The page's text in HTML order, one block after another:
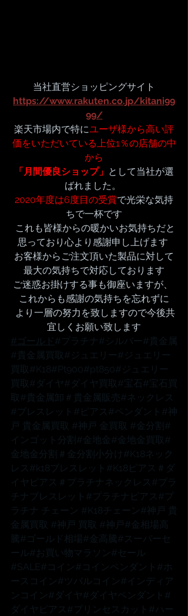
当社直営ショッピングサイト
https://www.rakuten.co.jp/kitani99
99/
楽天市場内で特にユーザ様から高い評
価をいただいている上位1％の店舗の中
から
「月間優良ショップ」 として当社が選
ばれました。
2020年度は6度目の受賞で光栄な気持
ちで一杯です
思っており心より感謝申し上げます
お客様からご注文頂いた製品に対して
最大の気持ちで対応しております
ご迷惑お掛けする事も御座いますが、
これからも感謝の気持ちを忘れずに
宜しくお願い致します
#ゴールド #プラチナ #シルバー #貴金属
#貴金属買取 #ジュエリー #ジュエリー
買取 #K18#Pt900#pt850#ジュエリー
買取 #ダイヤ #ダイヤ買取 #宝石 #宝石買
取 #貴金属卸 ＃貴金属販売#ネックレス
#ブレスレット #ピアス #ペンダント #神
戸
貴金属買取 #神戸 金買取 #金分割 #
インゴット分割 #金地金 #金地金買取 #
金地金分割
＃金分割小分け #K18ネック
レス #k18ブレスレット #K18ピアス ＃ダ
イヤピアス ＃プラチナネックレス #プラ
チナブレスレット #プラチナピアス #プ
ラチナ
チェーン #K18チェーン #神戸
貴
金属買取 #神戸 買取 #神戸 #金相場高
騰 #ゴールド相場 #金高騰 #スーパーセ
ール#お買い物マラソン #セール
#SALE#コイン #コインペンダント #ホ
ースコイン #ツバルコイン #インディア
ンコイン #ダイヤ #ダイヤペンダント #
ダイヤピアス #プリンセスカット #ハー